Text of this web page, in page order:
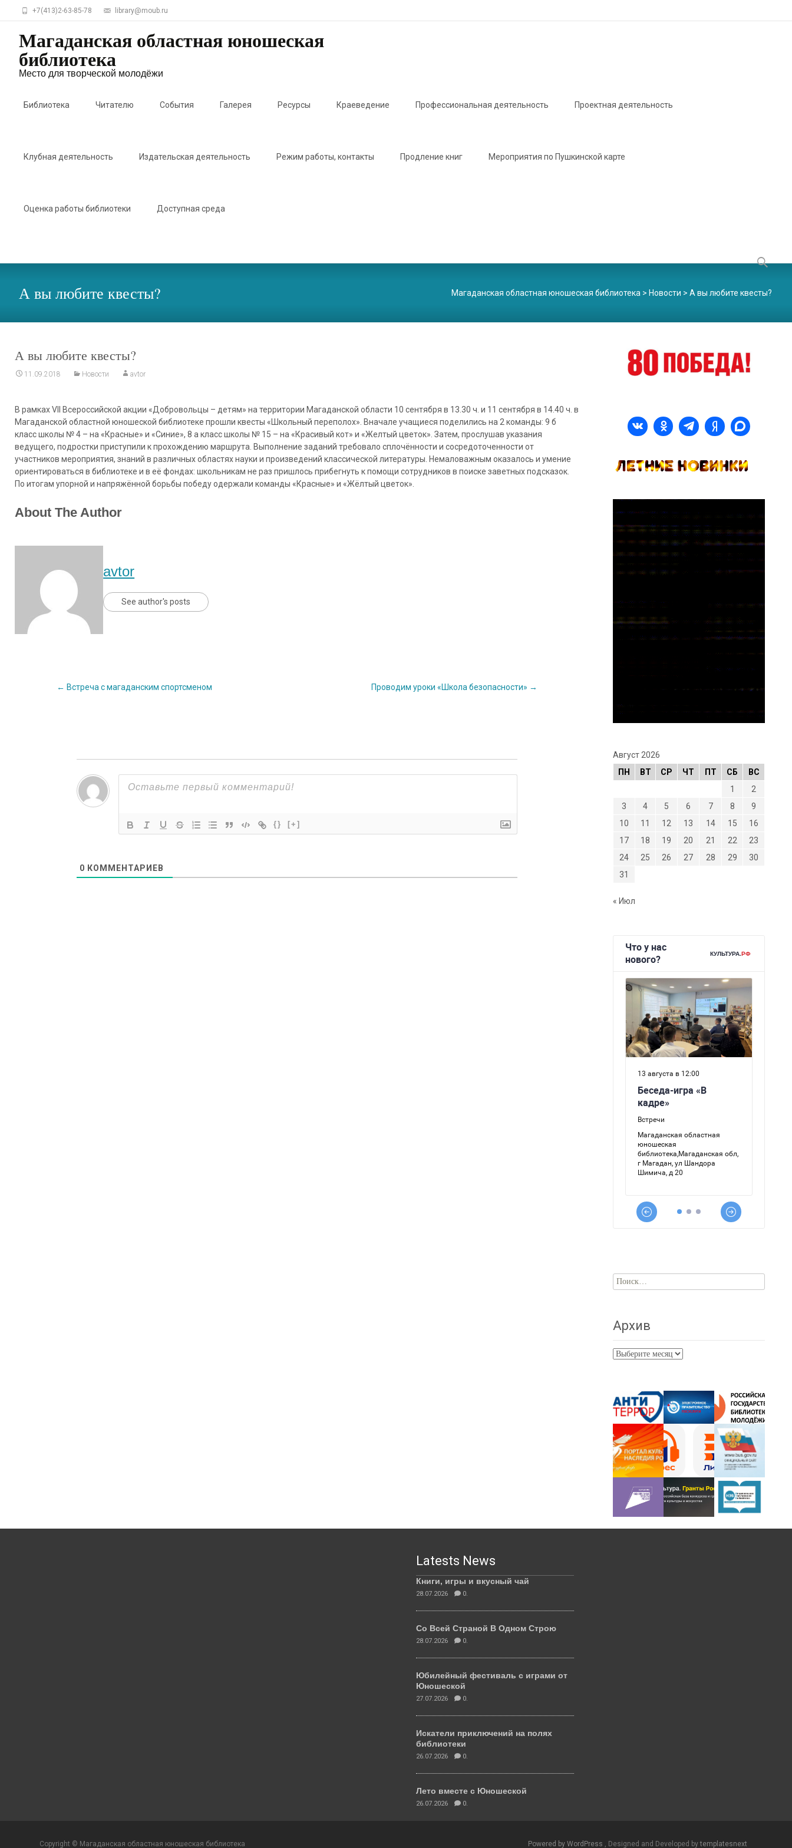
+7(413)2-63-85-78 library@moub.ru
Магаданская областная юношеская
библиотека
Место для творческой молодёжи
Библиотека Читателю События Галерея Ресурсы Краеведение Профессиональная деятельность Проектная деятельность
Клубная деятельность Издательская деятельность Режим работы, контакты Продление книг Мероприятия по Пушкинской карте
Оценка работы библиотеки Доступная среда
Найти:
А вы любите квесты? Магаданская областная юношеская библиотека > Новости >А вы любите квесты?
А вы любите квесты?
11.09.2018 Новости avtor
В рамках VII Всероссийской акции «Добровольцы – детям» на территории Магаданской области 10 сентября в 13.30 ч. и 11 сентября в 14.40 ч. в
Магаданской областной юношеской библиотеке прошли квесты «Школьный переполох». Вначале учащиеся поделились на 2 команды: 9 б
класс школы № 4 – на «Красные» и «Синие», 8 а класс школы № 15 – на «Красивый кот» и «Желтый цветок». Затем,прослушав указания
ведущего, подростки приступили к прохождению маршрута. Выполнение заданий требовало сплочённости и сосредоточенности от
участников мероприятия, знаний в различных областях науки и произведений классической литературы. Немаловажным оказалось и умение
ориентироваться в библиотеке и в её фондах: школьникам не раз пришлось прибегнуть к помощи сотрудников в поиске заветных подсказок.
По итогам упорной и напряжённой борьбы победу одержали команды «Красные» и «Жёлтый цветок».
About The Author
avtor
See author's posts
Post
← Встреча с магаданским спортсменом Проводим уроки «Школа безопасности» →
{} [+]
0 КОММЕНТАРИЕВ
Август 2026
ПН
ВТ СР ЧТ ПТ СБ
ВС
1
2
3
4 5 6 7 8
9
10
11 12 13 14 15
16
17
18 19 20 21 22
23
24
25 26 27 28 29
30
31
« Июл
Найти:
Архив
Архив
Latests News
Книги, игры и вкусный чай
28.07.2026 0.
Со Всей Страной В Одном Строю
28.07.2026 0.
Юбилейный фестиваль с играми от
Юношеской
27.07.2026 0.
Искатели приключений на полях
библиотеки
26.07.2026 0.
Лето вместе с Юношеской
26.07.2026 0.
Copyright © Магаданская областная юношеская библиотека Powered by WordPress , Designed and Developed bytemplatesnext